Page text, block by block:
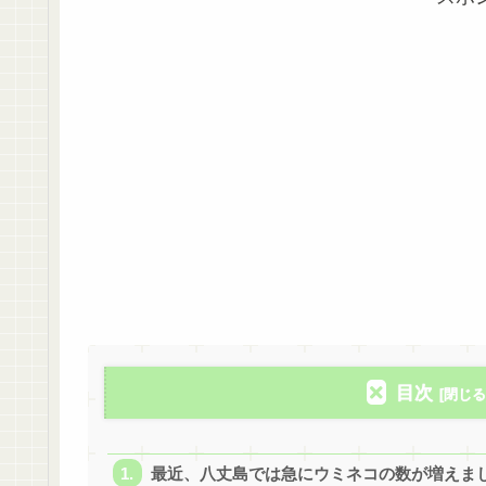
目次
最近、八丈島では急にウミネコの数が増えま